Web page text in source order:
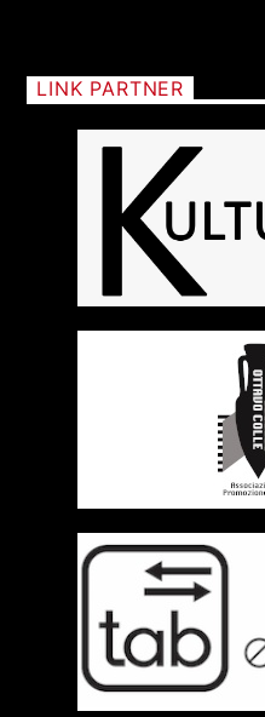
LINK PARTNER